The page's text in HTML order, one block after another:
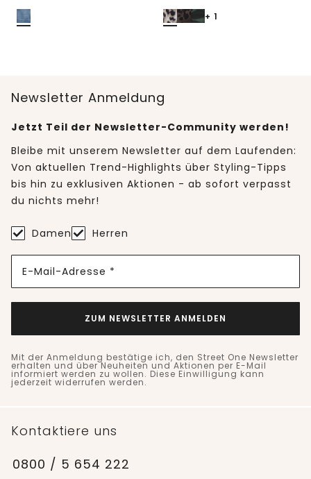
+ 1
Newsletter Anmeldung
Jetzt Teil der Newsletter-Community werden!
Bleibe mit unserem Newsletter auf dem Laufenden:
Von aktuellen Trend-Highlights über Styling-Tipps
bis hin zu exklusiven Aktionen - ab sofort verpasst
du nichts mehr!
Damen Herren
E-Mail-Adresse *
ZUM NEWSLETTER ANMELDEN
Mit der Anmeldung bestätige ich, den Street One Newsletter
erhalten und über Neuheiten und Aktionen per E-Mail
informiert werden zu wollen. Diese Einwilligung kann
jederzeit widerrufen werden.
Kontaktiere uns
0800 / 5 654 222